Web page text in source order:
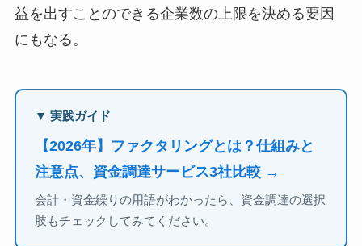
益を出すことのできる企業数の上限を決める要因
にもなる。
▼ 実践ガイド
【2026年】ファクタリングとは？仕組みと
注意点、資金調達サービス3社比較 →
会計・資金繰りの用語がわかったら、資金調達の選択
肢もチェックしてみてください。